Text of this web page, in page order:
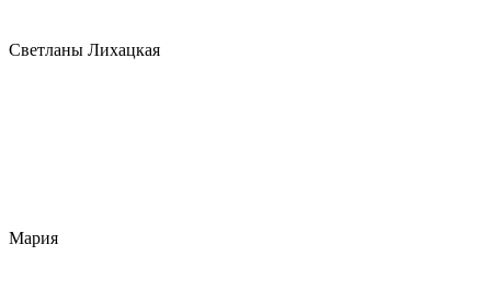
Светланы Лихацкая
Мария